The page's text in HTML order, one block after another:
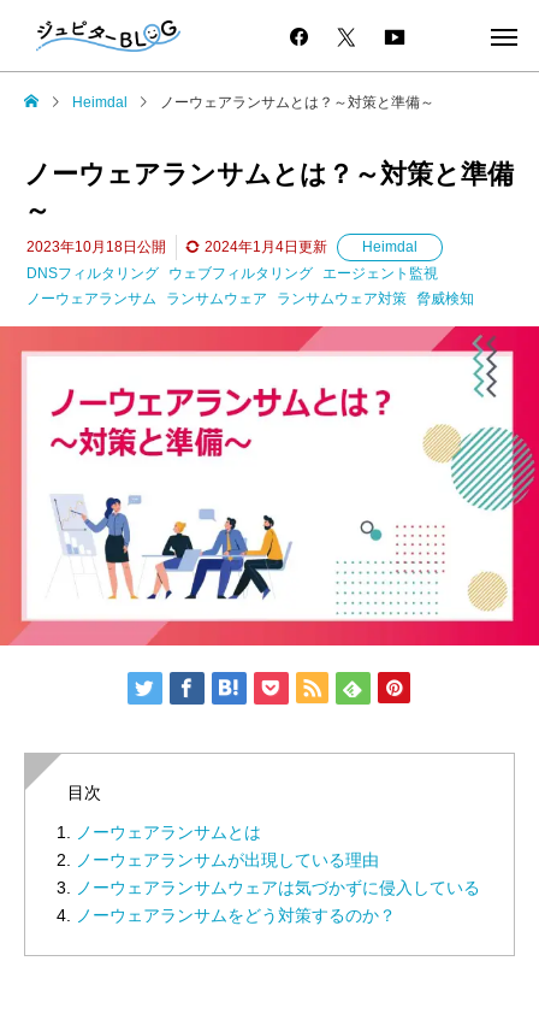
Heimdal ノーウェアランサムとは？～対策と準備～
ノーウェアランサムとは？～対策と準備
～
2023年10月18日 公開 2024年1月4日 更新
Heimdal
DNSフィルタリング
ウェブフィルタリング エージェント監視
ノーウェアランサム
ランサムウェア ランサムウェア対策 脅威検知
目次
ノーウェアランサムとは
ノーウェアランサムが出現している理由
ノーウェアランサムウェアは気づかずに侵入している
ノーウェアランサムをどう対策するのか？